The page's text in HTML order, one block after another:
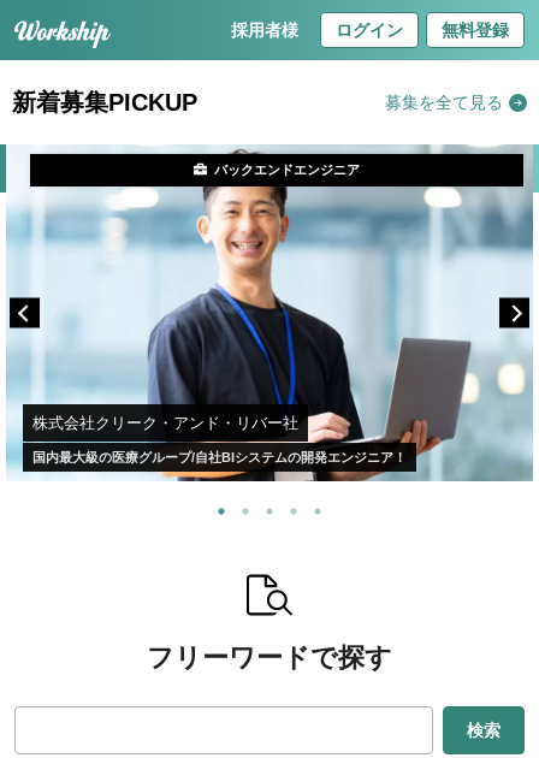
採用者様 ログイン 無料登録
新着募集PICKUP 募集を全て見る
株式会社クリーク・アンド・リバー社
国内最大級の医療グループ/自社BIシステムの開発エンジニア！
バックエンドエンジニア
フリーワードで探す
検索